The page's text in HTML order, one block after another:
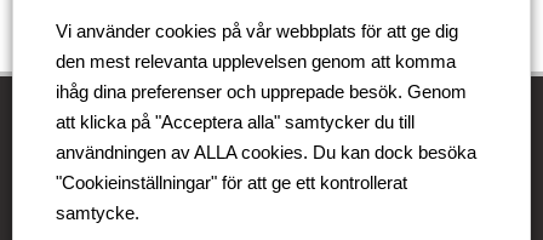
Be-Ge Koncernen
Be-Ge Koncernen är en familjeägd företagsgrupp med
Vi använder cookies på vår webbplats för att ge dig
den mest relevanta upplevelsen genom att komma
ihåg dina preferenser och upprepade besök. Genom
att klicka på "Acceptera alla" samtycker du till
användningen av ALLA cookies. Du kan dock besöka
"Cookieinställningar" för att ge ett kontrollerat
samtycke.